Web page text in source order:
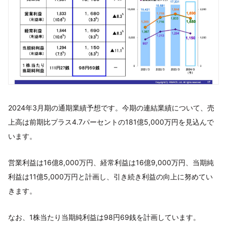
2024年3月期の通期業績予想です。今期の連結業績について、売
上高は前期比プラス4.7パーセントの181億5,000万円を見込んで
います。
営業利益は16億8,000万円、経常利益は16億9,000万円、当期純
利益は11億5,000万円と計画し、引き続き利益の向上に努めてい
きます。
なお、1株当たり当期純利益は98円69銭を計画しています。